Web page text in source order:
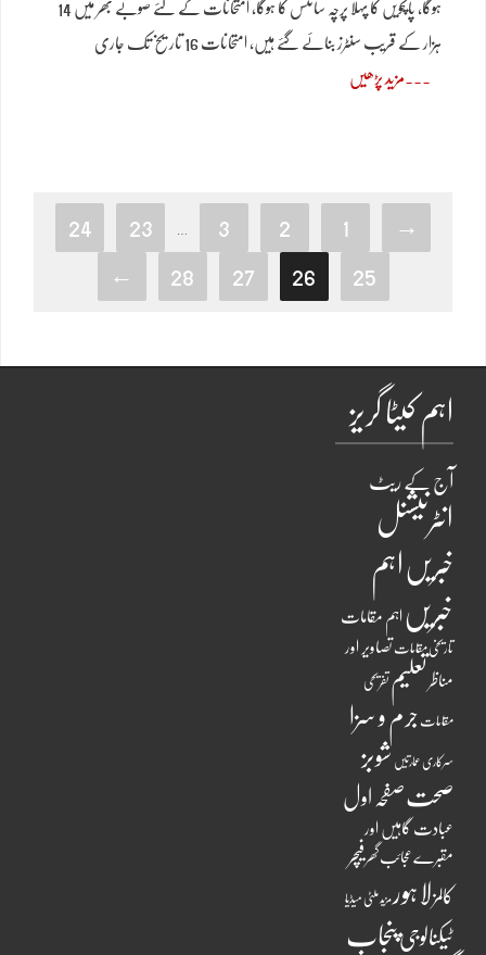
ہوگا، پانچویں کا پہلا پرچہ سائنس کا ہوگا، امتحانات کے لئے صوبے بھر میں 14
ہزار کے قریب سنٹرز بنائے گئے ہیں، امتحانات 16 تاریخ تک جاری
مزید پڑھیں
→
1
2
3
23
24
25
26
27
28
←
اہم کیٹا گریز
آج کے ریٹ
انٹرنیشنل
خبریں اہم
خبریں اہم مقامات
تاریخی مقامات تصاویر اور
مناظر تعلیم تفریحی
مقامات جرم و سزا
سرکاری عمارتیں شوبز
صحت صفحہ اول
عبادت گاہیں اور
مقبرےعجائب گھر فیچر
کالمزلاہور مزید ملٹی میڈیا
ٹیکنالوجیپنجاب